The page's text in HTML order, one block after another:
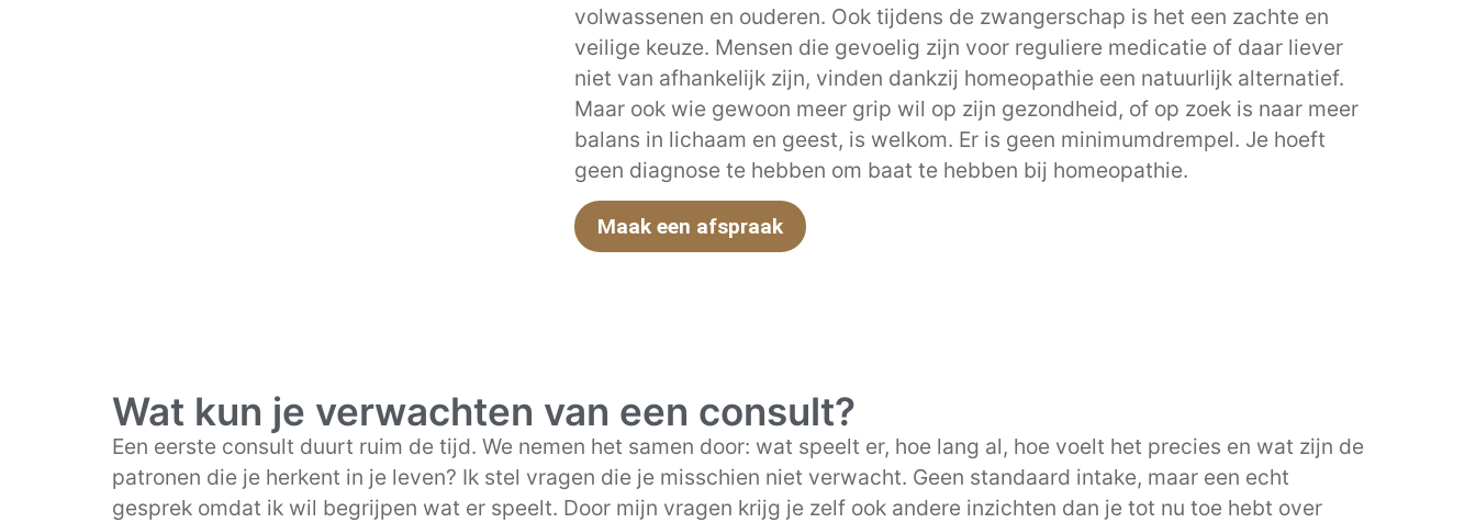
volwassenen en ouderen. Ook tijdens de zwangerschap is het een zachte en
veilige keuze. Mensen die gevoelig zijn voor reguliere medicatie of daar liever
niet van afhankelijk zijn, vinden dankzij homeopathie een natuurlijk alternatief.
Maar ook wie gewoon meer grip wil op zijn gezondheid, of op zoek is naar meer
balans in lichaam en geest, is welkom. Er is geen minimumdrempel. Je hoeft
geen diagnose te hebben om baat te hebben bij homeopathie.
Maak een afspraak
Wat kun je verwachten van een consult?
Een eerste consult duurt ruim de tijd. We nemen het samen door: wat speelt er, hoe lang al, hoe voelt het precies en wat zijn de
patronen die je herkent in je leven? Ik stel vragen die je misschien niet verwacht. Geen standaard intake, maar een echt
gesprek omdat ik wil begrijpen wat er speelt. Door mijn vragen krijg je zelf ook andere inzichten dan je tot nu toe hebt over